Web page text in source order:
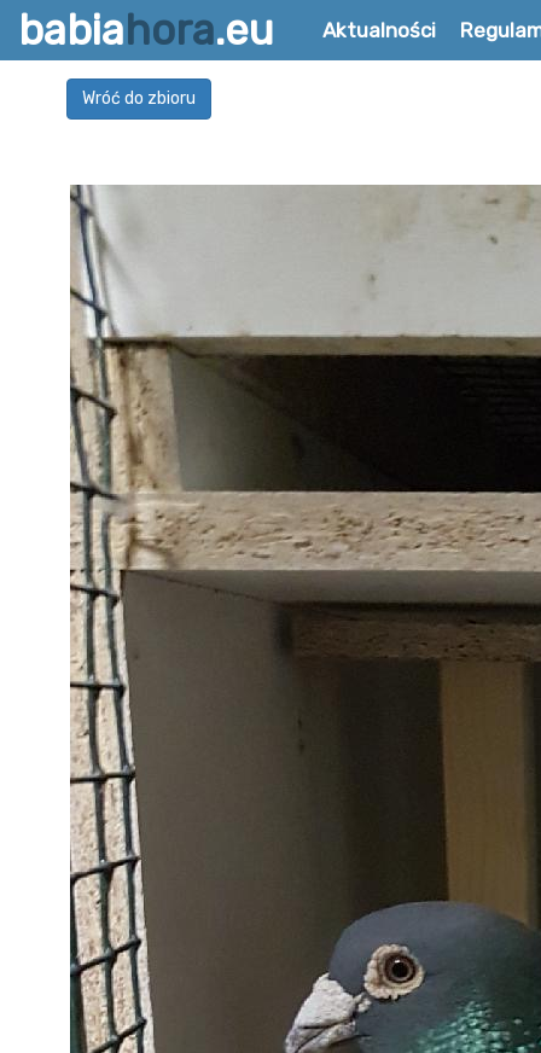
babiahora.eu Aktualności
Wróć do zbioru